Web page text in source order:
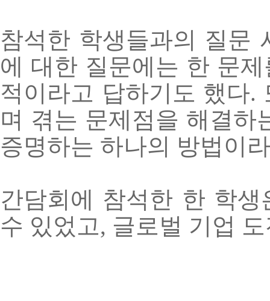
참석한 학생들과의 질문
에 대한 질문에는 한 문
적이라고 답하기도 했다.
며 겪는 문제점을 해결하
증명하는 하나의 방법이
간담회에 참석한 한 학
수 있었고, 글로벌 기업